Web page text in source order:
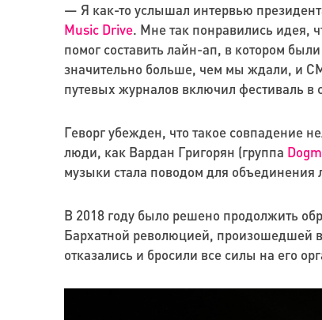
— Я как-то услышал интервью
Music Drive. Мне так понравились идея,
помог составить лайн-ап, в котором
значительно больше, чем мы ждали, и
путевых журналов включил фестиваль
Геворг убежден, что такое совпадение
люди, как Вардан Григорян (группа
музыки стала поводом для объединения
В 2018 году было решено продолжить
Бархатной революцией, произошедшей
отказались и бросили все силы на его